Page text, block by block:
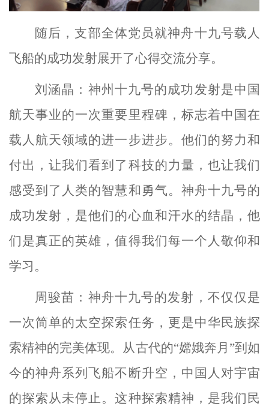
随后，支部全体党员就神舟十九号载人
飞船的成功发射展开了心得交流分享。
刘涵晶：神州十九号的成功发射是中国
航天事业的一次重要里程碑，标志着中国在
载人航天领域的进一步进步。他们的努力和
付出，让我们看到了科技的力量，也让我们
感受到了人类的智慧和勇气。神舟十九号的
成功发射，是他们的心血和汗水的结晶，他
们是真正的英雄，值得我们每一个人敬仰和
学习。
周骏苗：神舟十九号的发射，不仅仅是
一次简单的太空探索任务，更是中华民族探
索精神的完美体现。从古代的“嫦娥奔月”到如
今的神舟系列飞船不断升空，中国人对宇宙
的探索从未停止。这种探索精神，是我们民